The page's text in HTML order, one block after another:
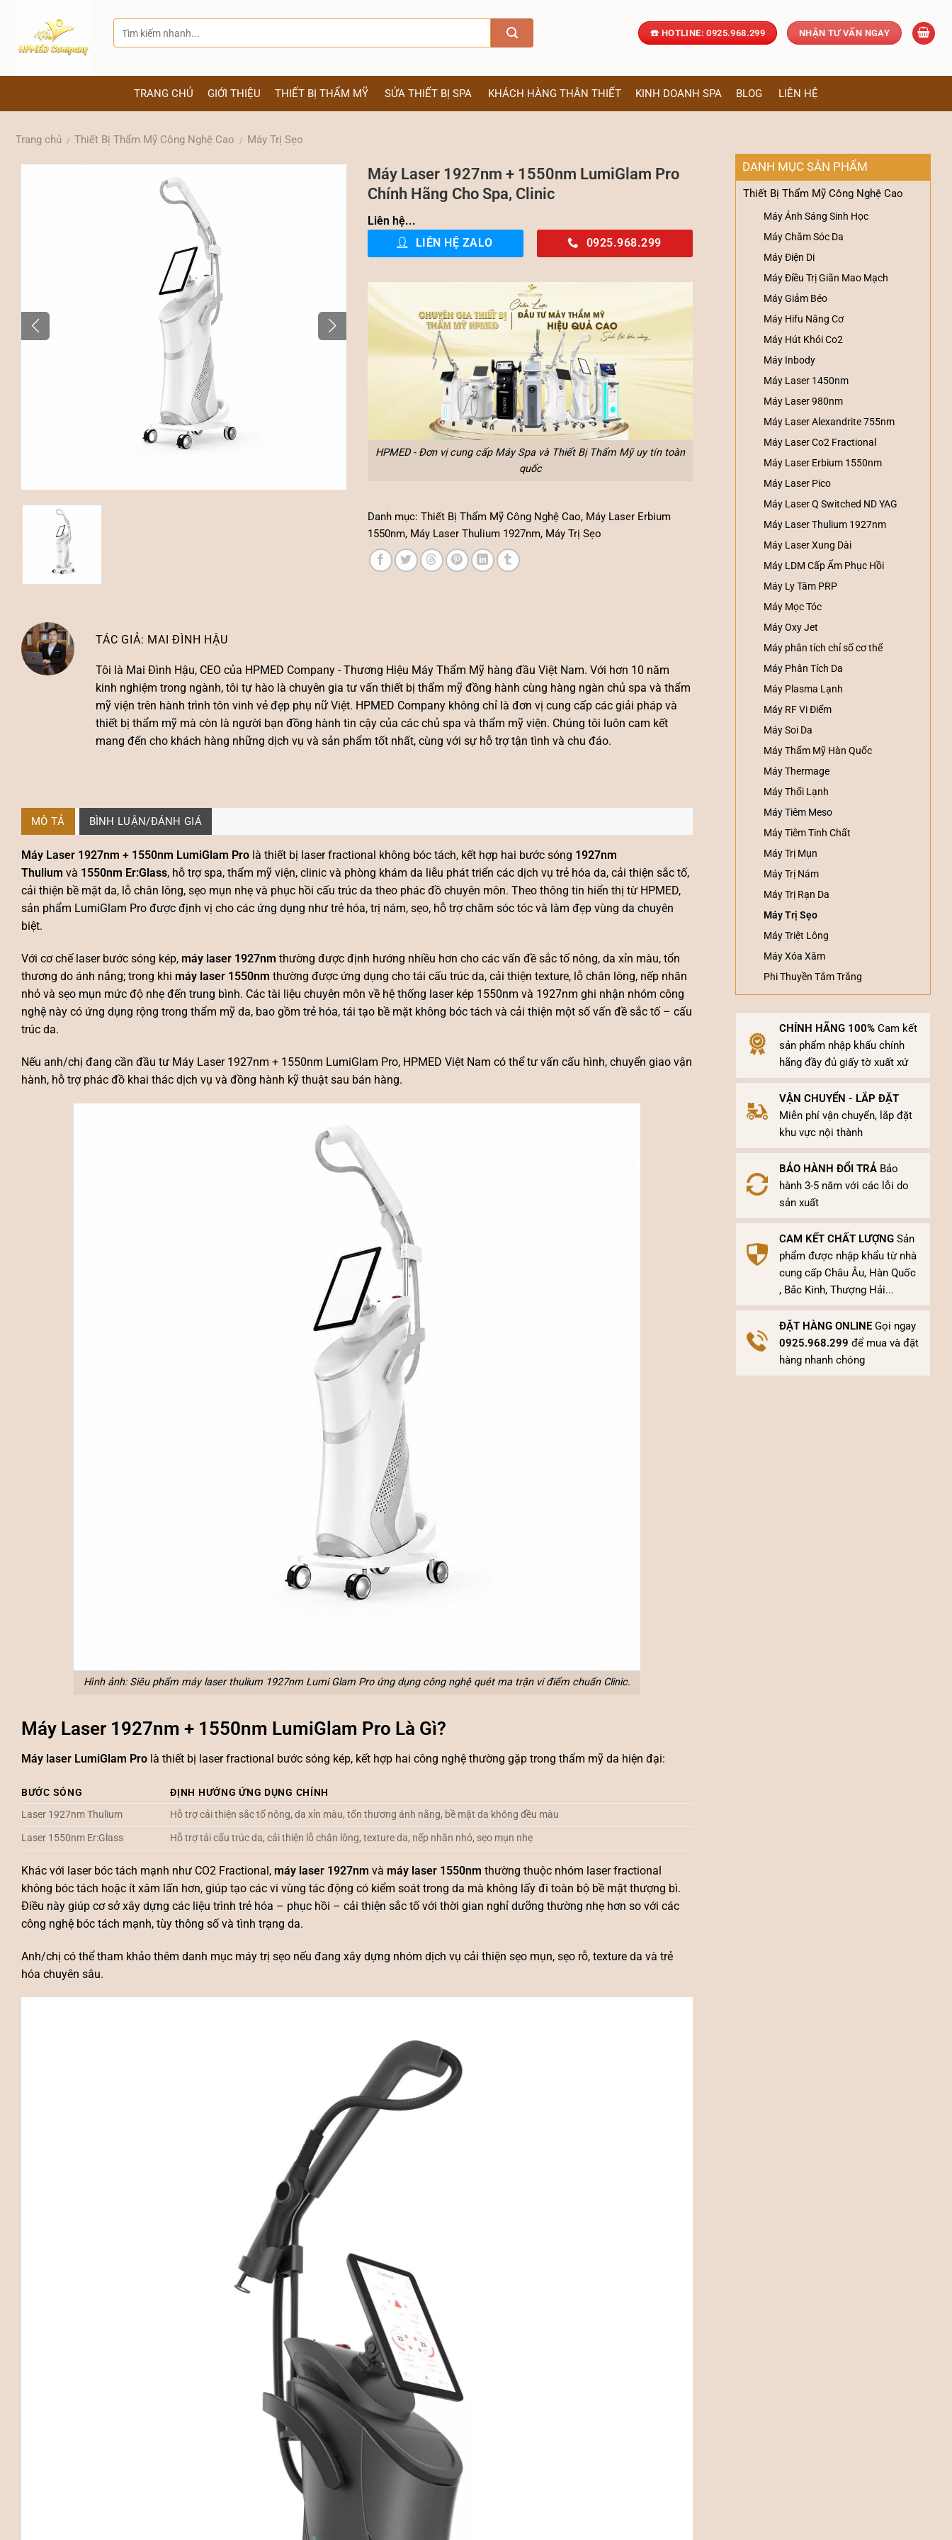
Tìm
kiếm:
☎️ HOTLINE: 0925.968.299 NHẬN TƯ VẤN NGAY
TRANG CHỦ GIỚI THIỆU THIẾT BỊ THẨM MỸ SỬA THIẾT BỊ SPA KHÁCH HÀNG THÂN THIẾT KINH DOANH SPA BLOG LIÊN HỆ
Trang chủ / Thiết Bị Thẩm Mỹ Công Nghệ Cao / Máy Trị Sẹo
DANH MỤC SẢN PHẨM
Thiết Bị Thẩm Mỹ Công Nghệ Cao
Máy Ánh Sáng Sinh Học
Máy Chăm Sóc Da
Máy Điện Di
Máy Điều Trị Giãn Mao Mạch
Máy Giảm Béo
Máy Hifu Nâng Cơ
Máy Hút Khói Co2
Máy Inbody
Máy Laser 1450nm
Máy Laser 980nm
Máy Laser Alexandrite 755nm
Máy Laser Co2 Fractional
Máy Laser Erbium 1550nm
Máy Laser Pico
Máy Laser Q Switched ND YAG
Máy Laser Thulium 1927nm
Máy Laser Xung Dài
Máy LDM Cấp Ẩm Phục Hồi
Máy Ly Tâm PRP
Máy Mọc Tóc
Máy Oxy Jet
Máy phân tích chỉ số cơ thể
Máy Phân Tích Da
Máy Plasma Lạnh
Máy RF Vi Điểm
Máy Soi Da
Máy Thẩm Mỹ Hàn Quốc
Máy Thermage
Máy Thổi Lạnh
Máy Tiêm Meso
Máy Tiêm Tinh Chất
Máy Trị Mụn
Máy Trị Nám
Máy Trị Rạn Da
Máy Trị Sẹo
Máy Triệt Lông
Máy Xóa Xăm
Phi Thuyền Tắm Trắng
CHÍNH HÃNG 100% Cam kết
sản phẩm nhập khẩu chính
hãng đầy đủ giấy tờ xuất xứ
VẬN CHUYỂN - LẮP ĐẶT
Miễn phí vận chuyển, lắp đặt
khu vực nội thành
BẢO HÀNH ĐỔI TRẢ Bảo
hành 3-5 năm với các lỗi do
sản xuất
CAM KẾT CHẤT LƯỢNG Sản
phẩm được nhập khẩu từ nhà
cung cấp Châu Âu, Hàn Quốc
, Bắc Kinh, Thượng Hải...
ĐẶT HÀNG ONLINE Gọi ngay
0925.968.299 để mua và đặt
hàng nhanh chóng
Máy Laser 1927nm + 1550nm LumiGlam Pro
Chính Hãng Cho Spa, Clinic
Liên hệ...
LIÊN HỆ ZALO 0925.968.299
HPMED - Đơn vị cung cấp Máy Spa và Thiết Bị Thẩm Mỹ uy tín toàn
quốc
Danh mục: Thiết Bị Thẩm Mỹ Công Nghệ Cao, Máy Laser Erbium
1550nm, Máy Laser Thulium 1927nm, Máy Trị Sẹo
MAI ĐÌNH HẬU
Tôi là Mai Đình Hậu, CEO của HPMED Company - Thương Hiệu Máy Thẩm Mỹ hàng đầu Việt Nam. Với hơn 10 năm
kinh nghiệm trong ngành, tôi tự hào là chuyên gia tư vấn thiết bị thẩm mỹ đồng hành cùng hàng ngàn chủ spa và thẩm
mỹ viện trên hành trình tôn vinh vẻ đẹp phụ nữ Việt. HPMED Company không chỉ là đơn vị cung cấp các giải pháp và
thiết bị thẩm mỹ mà còn là người bạn đồng hành tin cậy của các chủ spa và thẩm mỹ viện. Chúng tôi luôn cam kết
mang đến cho khách hàng những dịch vụ và sản phẩm tốt nhất, cùng với sự hỗ trợ tận tình và chu đáo.
MÔ TẢ BÌNH LUẬN/ĐÁNH GIÁ
Máy Laser 1927nm + 1550nm LumiGlam Pro là thiết bị laser fractional không bóc tách, kết hợp hai bước sóng 1927nm
Thulium và 1550nm Er:Glass, hỗ trợ spa, thẩm mỹ viện, clinic và phòng khám da liễu phát triển các dịch vụ trẻ hóa da, cải thiện sắc tố,
cải thiện bề mặt da, lỗ chân lông, sẹo mụn nhẹ và phục hồi cấu trúc da theo phác đồ chuyên môn. Theo thông tin hiển thị từ HPMED,
sản phẩm LumiGlam Pro được định vị cho các ứng dụng như trẻ hóa, trị nám, sẹo, hỗ trợ chăm sóc tóc và làm đẹp vùng da chuyên
biệt.
Với cơ chế laser bước sóng kép, máy laser 1927nm thường được định hướng nhiều hơn cho các vấn đề sắc tố nông, da xỉn màu, tổn
thương do ánh nắng; trong khi máy laser 1550nm thường được ứng dụng cho tái cấu trúc da, cải thiện texture, lỗ chân lông, nếp nhăn
nhỏ và sẹo mụn mức độ nhẹ đến trung bình. Các tài liệu chuyên môn về hệ thống laser kép 1550nm và 1927nm ghi nhận nhóm công
nghệ này có ứng dụng rộng trong thẩm mỹ da, bao gồm trẻ hóa, tái tạo bề mặt không bóc tách và cải thiện một số vấn đề sắc tố – cấu
trúc da.
Nếu anh/chị đang cần đầu tư Máy Laser 1927nm + 1550nm LumiGlam Pro, HPMED Việt Nam có thể tư vấn cấu hình, chuyển giao vận
hành, hỗ trợ phác đồ khai thác dịch vụ và đồng hành kỹ thuật sau bán hàng.
Hình ảnh: Siêu phẩm máy laser thulium 1927nm Lumi Glam Pro ứng dụng công nghệ quét ma trận vi điểm chuẩn Clinic.
Máy Laser 1927nm + 1550nm LumiGlam Pro Là Gì?
Máy laser LumiGlam Pro là thiết bị laser fractional bước sóng kép, kết hợp hai công nghệ thường gặp trong thẩm mỹ da hiện đại:
BƯỚC SÓNG
ĐỊNH HƯỚNG ỨNG DỤNG CHÍNH
Laser 1927nm Thulium
Hỗ trợ cải thiện sắc tố nông, da xỉn màu, tổn thương ánh nắng, bề mặt da không đều màu
Laser 1550nm Er:Glass
Hỗ trợ tái cấu trúc da, cải thiện lỗ chân lông, texture da, nếp nhăn nhỏ, sẹo mụn nhẹ
Khác với laser bóc tách mạnh như CO2 Fractional, máy laser 1927nm và máy laser 1550nm thường thuộc nhóm laser fractional
không bóc tách hoặc ít xâm lấn hơn, giúp tạo các vi vùng tác động có kiểm soát trong da mà không lấy đi toàn bộ bề mặt thượng bì.
Điều này giúp cơ sở xây dựng các liệu trình trẻ hóa – phục hồi – cải thiện sắc tố với thời gian nghỉ dưỡng thường nhẹ hơn so với các
công nghệ bóc tách mạnh, tùy thông số và tình trạng da.
Anh/chị có thể tham khảo thêm danh mục máy trị sẹo nếu đang xây dựng nhóm dịch vụ cải thiện sẹo mụn, sẹo rỗ, texture da và trẻ
hóa chuyên sâu.